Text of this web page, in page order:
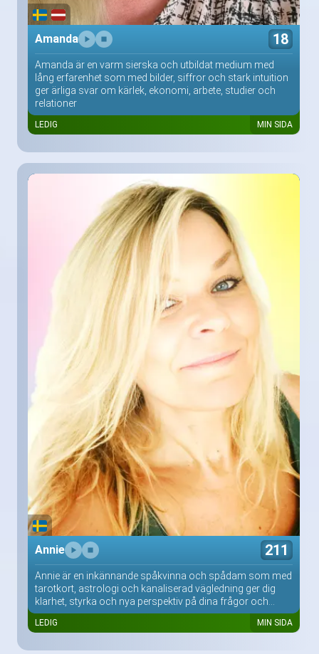
Amanda 18
Amanda är en varm sierska och utbildat medium med
lång erfarenhet som med bilder, siffror och stark intuition
ger ärliga svar om kärlek, ekonomi, arbete, studier och
relationer
LEDIG MIN SIDA
Annie 211
Annie är en inkännande spåkvinna och spådam som med
tarotkort, astrologi och kanaliserad vägledning ger dig
klarhet, styrka och nya perspektiv på dina frågor och...
LEDIG MIN SIDA